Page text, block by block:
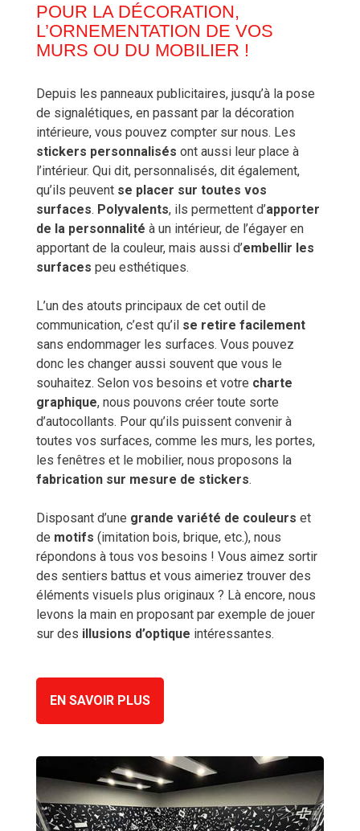
POUR LA DÉCORATION,
L’ORNEMENTATION DE VOS
MURS OU DU MOBILIER !
Depuis les panneaux publicitaires, jusqu’à la pose
de signalétiques, en passant par la décoration
intérieure, vous pouvez compter sur nous. Les
stickers personnalisés ont aussi leur place à
l’intérieur. Qui dit, personnalisés, dit également,
qu’ils peuvent se placer sur toutes vos
surfaces. Polyvalents, ils permettent d’apporter
de la personnalité à un intérieur, de l’égayer en
apportant de la couleur, mais aussi d’embellir les
surfaces peu esthétiques.
L’un des atouts principaux de cet outil de
communication, c’est qu’ilse retire facilement
sans endommager les surfaces. Vous pouvez
donc les changer aussi souvent que vous le
souhaitez. Selon vos besoins et votre charte
graphique, nous pouvons créer toute sorte
d’autocollants. Pour qu’ils puissent convenir à
toutes vos surfaces, comme les murs, les portes,
les fenêtres et le mobilier, nous proposons la
fabrication sur mesure de stickers.
Disposant d’une grande variété de couleurs et
de motifs (imitation bois, brique, etc.), nous
répondons à tous vos besoins ! Vous aimez sortir
des sentiers battus et vous aimeriez trouver des
éléments visuels plus originaux ? Là encore, nous
levons la main en proposant par exemple de jouer
sur des illusions d’optique intéressantes.
EN SAVOIR PLUS